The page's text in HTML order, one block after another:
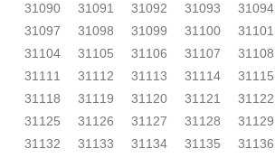
31090
31091 31092 31093 31094
31097
31098 31099 31100 31101
31104
31105 31106 31107 31108
31111
31112 31113 31114 31115
31118
31119 31120 31121 31122
31125
31126 31127 31128 31129
31132
31133 31134 31135 31136